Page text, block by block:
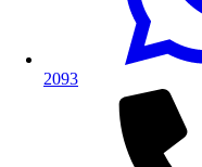
2093